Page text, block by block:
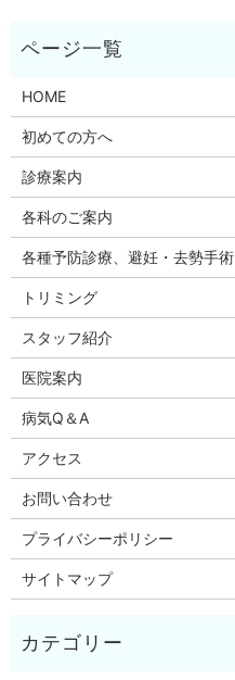
HOME
初めての方へ
診療案内
各科のご案内
各種予防診療、避妊・去勢手術
トリミング
スタッフ紹介
医院案内
病気Q＆A
アクセス
お問い合わせ
プライバシーポリシー
サイトマップ